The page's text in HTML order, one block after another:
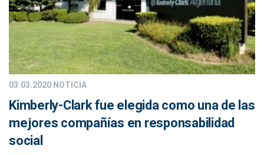
03.03.2020NOTICIA
Kimberly-Clark fue elegida como una de las
mejores compañías en responsabilidad
social